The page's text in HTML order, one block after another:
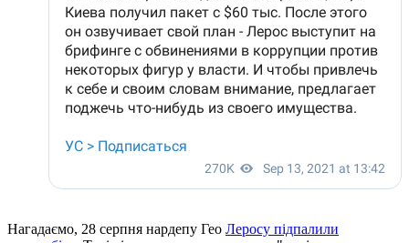
Нагадаємо, 28 серпня нардепу Гео Леросу підпалили